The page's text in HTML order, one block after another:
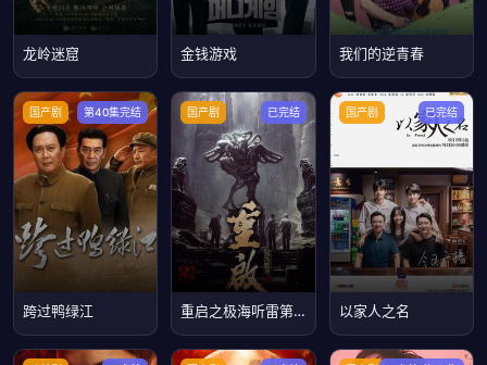
龙岭迷窟 金钱游戏 我们的逆青春
国产剧 第40集完结
跨过鸭绿江
国产剧 已完结
重启之极海听雷第一季
国产剧 已完结
以家人之名